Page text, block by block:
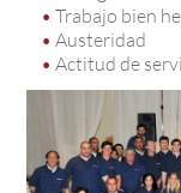
• Trabajo bien
• Austeridad
• Actitud de